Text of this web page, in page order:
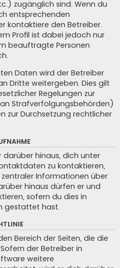
zugänglich sind. Wenn du
entsprechenden
kontaktiere den Betreiber.
Profil ist dabei jedoch nur
beauftragte Personen
Daten wird der Betreiber
Dritte weitergeben. Dies gilt
Regelungen zur
Strafverfolgungsbehörden)
zur Durchsetzung rechtlicher
hinaus, dich unter
zu kontaktieren,
Informationen über
hinaus dürfen er und
sofern du dies in
gestattet hast.
Bereich der Seiten, die die
der Betreiber in
weitere